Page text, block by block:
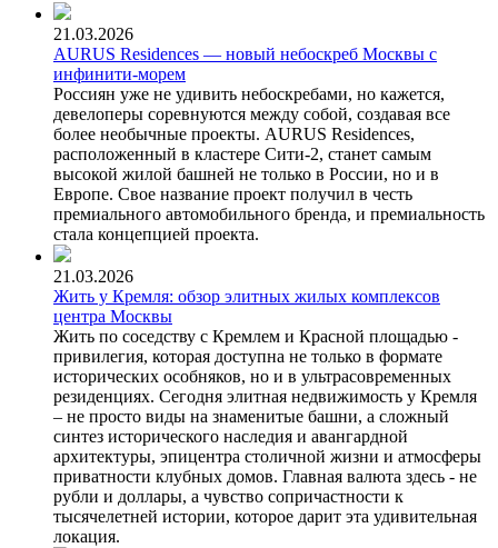
21.03.2026
AURUS Residences — новый небоскреб Москвы с
инфинити-морем
Россиян уже не удивить небоскребами, но кажется,
девелоперы соревнуются между собой, создавая все
более необычные проекты. AURUS Residences,
расположенный в кластере Сити-2, станет самым
высокой жилой башней не только в России, но и в
Европе. Свое название проект получил в честь
премиального автомобильного бренда, и премиальность
стала концепцией проекта.
21.03.2026
Жить у Кремля: обзор элитных жилых комплексов
центра Москвы
Жить по соседству с Кремлем и Красной площадью -
привилегия, которая доступна не только в формате
исторических особняков, но и в ультрасовременных
резиденциях. Сегодня элитная недвижимость у Кремля
– не просто виды на знаменитые башни, а сложный
синтез исторического наследия и авангардной
архитектуры, эпицентра столичной жизни и атмосферы
приватности клубных домов. Главная валюта здесь - не
рубли и доллары, а чувство сопричастности к
тысячелетней истории, которое дарит эта удивительная
локация.